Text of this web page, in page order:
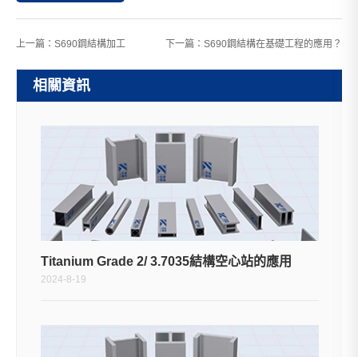
上一篇： S690鋼結構加工 下一篇： S690鋼結構在基礎工程的應用？
相關資訊
Titanium Grade 2/ 3.7035結構空心站的應用
2024-8-19